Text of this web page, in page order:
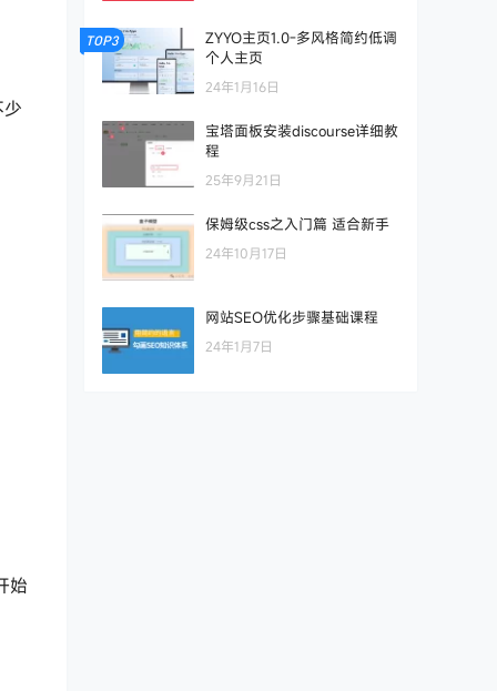
始
TOP3
ZYYO主页1.0-多风格简约低调
个人主页
24年1月16日
宝塔面板安装discourse详细教
程
25年9月21日
保姆级css之入门篇 适合新手
24年10月17日
网站SEO优化步骤基础课程
24年1月7日